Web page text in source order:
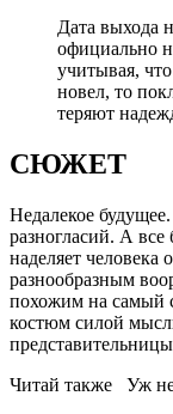
Дата выхода
официально
учитывая,
новел, то
теряют
СЮЖЕТ
Недалекое
разногласий. А все
наделяет человека
разнообразным
похожим на самый
костюм силой
Читай также
Уж